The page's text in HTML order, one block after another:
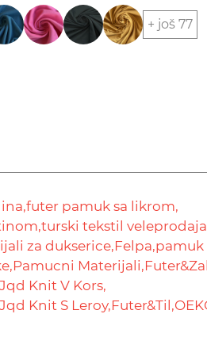
+ još 77
futer pamuk sa likrom,
turski tekstil
za dukserice,Felpa,pamuk
Pamucni Materijali,
Knit V Kors,
Knit S Leroy,Futer&Til,